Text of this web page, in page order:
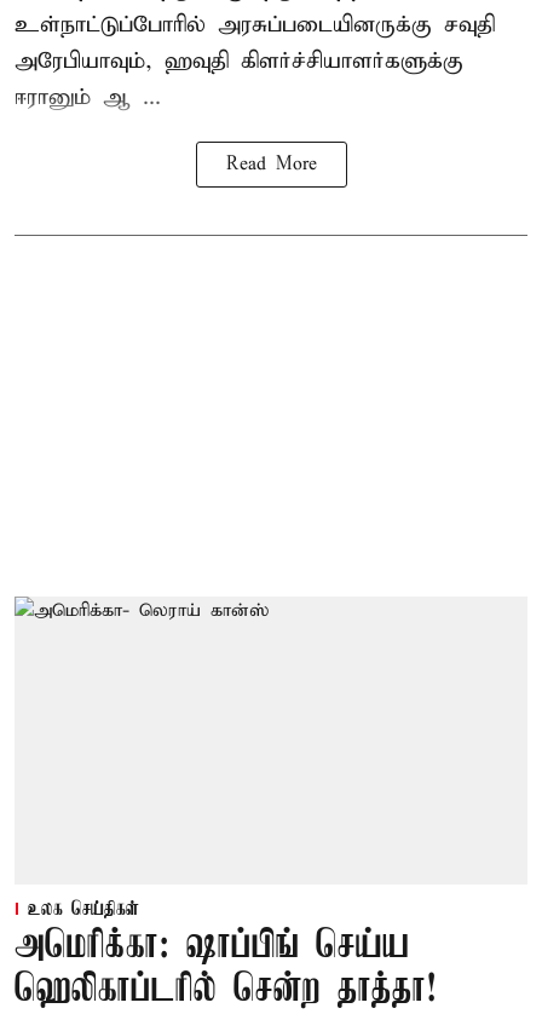
உள்நாட்டுப்போரில் அரசுப்படையினருக்கு சவுதி
அரேபியாவும், ஹவுதி கிளர்ச்சியாளர்களுக்கு
ஈரானும் ஆ ...
Read More
உலக செய்திகள்
அமெரிக்கா: ஷாப்பிங் செய்ய
ஹெலிகாப்டரில் சென்ற தாத்தா!